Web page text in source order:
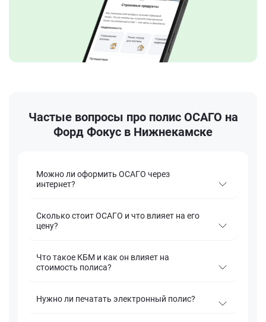
Частые вопросы про полис ОСАГО на
Форд Фокус в Нижнекамске
Можно ли оформить ОСАГО через
интернет?
Сколько стоит ОСАГО и что влияет на его
цену?
Что такое КБМ и как он влияет на
стоимость полиса?
Нужно ли печатать электронный полис?